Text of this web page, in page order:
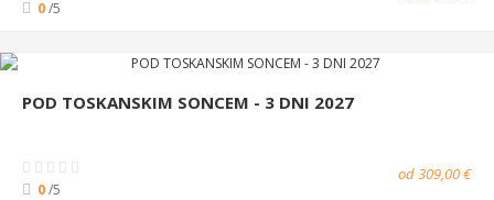
0/5
POD TOSKANSKIM SONCEM - 3 DNI 2027
0/5
od 309,00 €